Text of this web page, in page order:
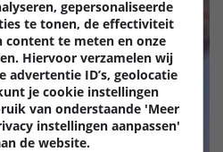
gepersonaliseerde
te tonen, de effectiviteit
content te meten en onze
Hiervoor verzamelen wij
advertentie ID’s, geolocatie
je cookie instellingen
van onderstaande 'Meer
instellingen aanpassen'
de website.